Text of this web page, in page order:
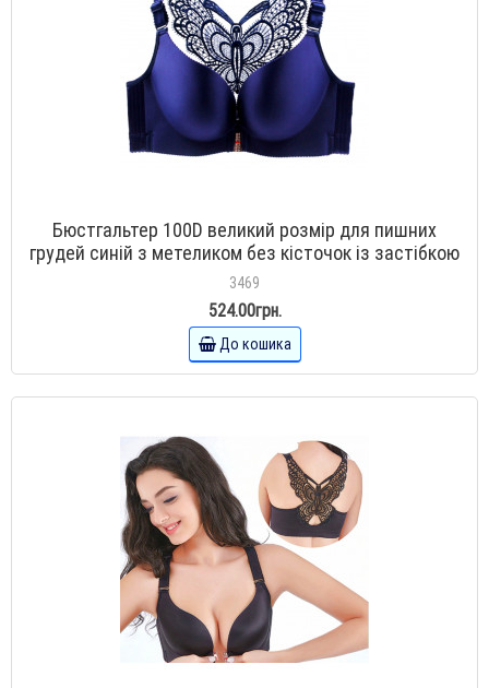
Бюстгальтер 100D великий розмір для пишних
грудей синій з метеликом без кісточок із застібкою
спереду
3469
524.00грн.
До кошика